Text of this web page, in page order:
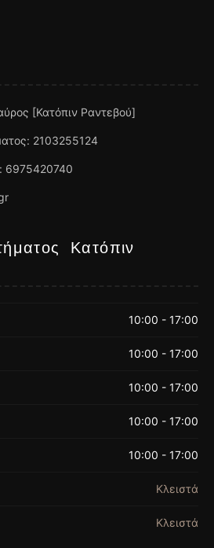
[Κατόπιν Ραντεβού]
2103255124
6975420740
Κατόπιν
10:00 - 17:00
10:00 - 17:00
10:00 - 17:00
10:00 - 17:00
10:00 - 17:00
Κλειστά
Κλειστά